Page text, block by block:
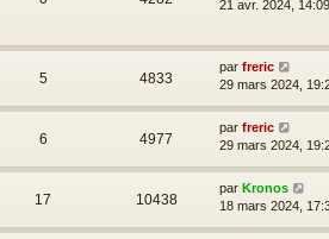
21 avr. 2024, 14:09
5 4833
par freric
29 mars 2024,
6 4977
par freric
29 mars 2024,
17 10438
par Kronos
18 mars 2024,